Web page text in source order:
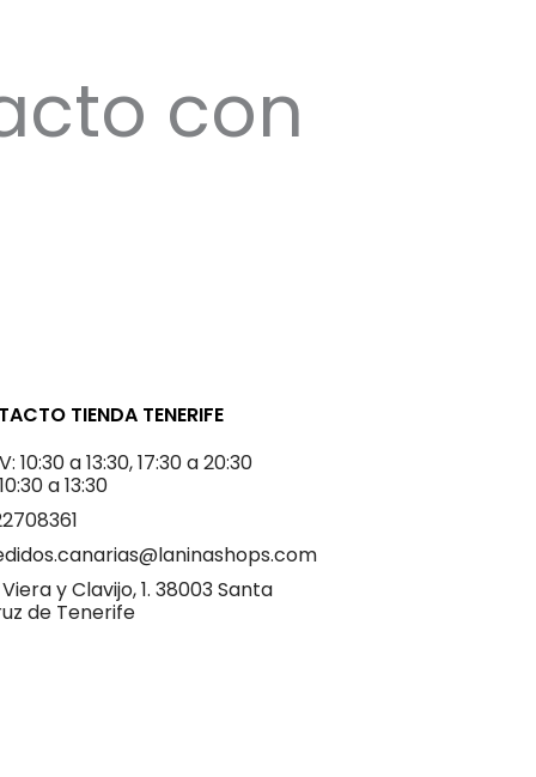
con
TIENDA TENERIFE
10:30 a 13:30, 17:30 a 20:30
a 13:30
y Clavijo, 1. 38003 Santa
de Tenerife